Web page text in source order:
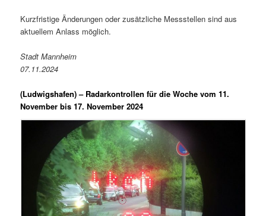
Kurzfristige Änderungen oder zusätzliche Messstellen sind aus
aktuellem Anlass möglich.
Stadt Mannheim
07.11.2024
(Ludwigshafen) – Radarkontrollen für die Woche vom 11.
November bis 17. November 2024